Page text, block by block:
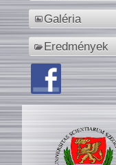
Galéria
Eredmények